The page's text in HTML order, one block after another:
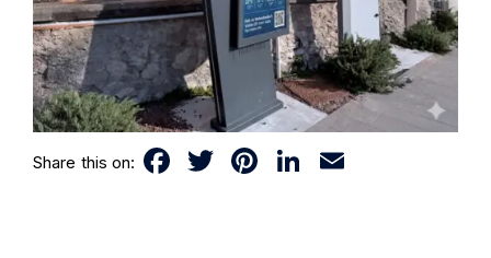
Share this on: Facebook
Twitter
Pinterest
LinkedIn